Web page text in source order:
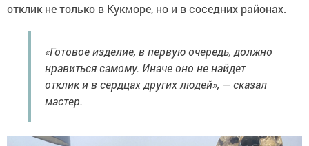
отклик не только в Кукморе, но и в соседних районах.
«Готовое изделие, в первую очередь, должно
нравиться самому. Иначе оно не найдет
отклик и в сердцах других людей», — сказал
мастер.